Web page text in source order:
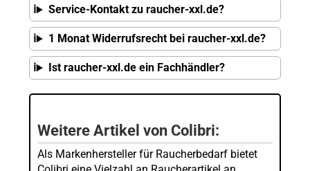
Service-Kontakt zu raucher-xxl.de?
1 Monat Widerrufsrecht bei raucher-xxl.de?
Ist raucher-xxl.de ein Fachhändler?
Weitere Artikel von Colibri:
Als Markenhersteller für Raucherbedarf bietet